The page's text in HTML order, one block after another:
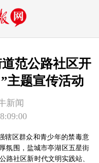
范公路社区开
主题宣传活动
新闻
辖区群众和青少年的禁毒意
氛围，盐城市亭湖区五星街
路社区新时代文明实践站、